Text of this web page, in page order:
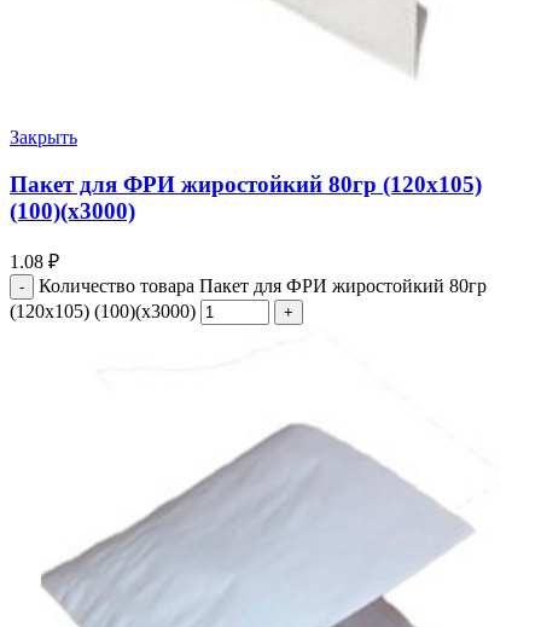
Закрыть
Пакет для ФРИ жиростойкий 80гр (120х105)
(100)(х3000)
1.08 ₽
Количество товара Пакет для ФРИ жиростойкий 80гр
(120х105) (100)(х3000)